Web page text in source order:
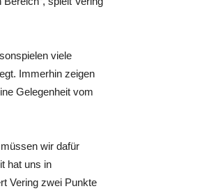
viele
Immerhin zeigen
Gelegenheit vom
wir dafür
hat uns in
Vering zwei Punkte